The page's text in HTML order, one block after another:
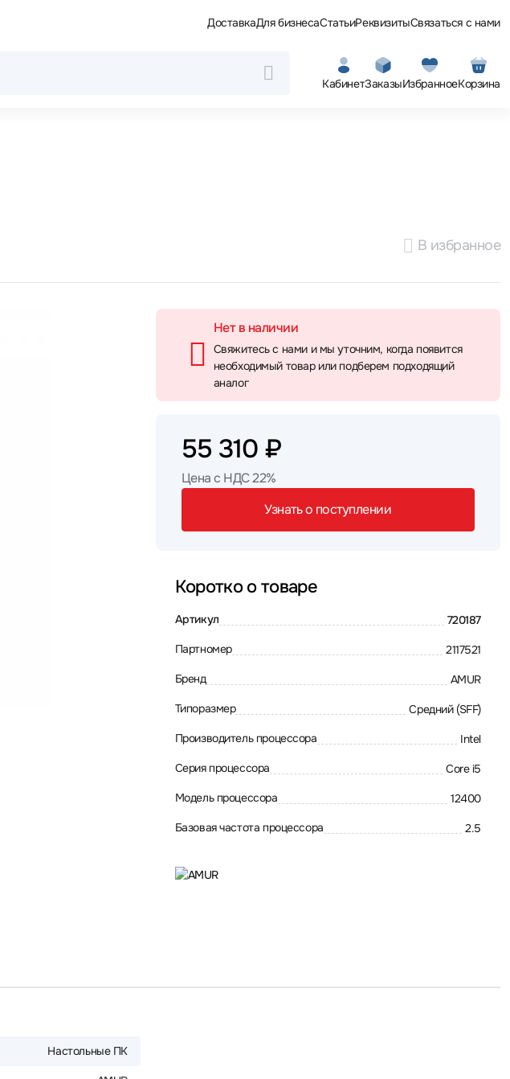
ДоставкаДля бизнесаСтатьиРеквизитыСвязаться с нами
КабинетЗаказыИзбранноеКорзина
В избранное
Нет в наличии
Свяжитесь с нами и мы уточним, когда появится
необходимый товар или подберем подходящий
аналог
55 310 ₽
Цена с НДС 22%
Узнать о поступлении
Коротко о товаре
Артикул 720187
Партномер 2117521
Бренд AMUR
Типоразмер Средний (SFF)
Производитель процессора Intel
Серия процессора Core i5
Модель процессора 12400
Базовая частота процессора 2.5
Настольные ПК